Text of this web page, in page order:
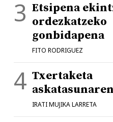
Etsipena
ordezkatzeko
gonbidapena
FITO RODRIGUEZ
Txertaketa
IRATI MUJIKA LARRETA